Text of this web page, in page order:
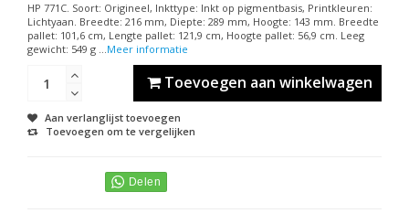
HP 771C. Soort: Origineel, Inkttype: Inkt op pigmentbasis, Printkleuren:
Lichtyaan. Breedte: 216 mm, Diepte: 289 mm, Hoogte: 143 mm. Breedte
pallet: 101,6 cm, Lengte pallet: 121,9 cm, Hoogte pallet: 56,9 cm. Leeg
gewicht: 549 g ...Meer informatie
Toevoegen aan winkelwagen
Aan verlanglijst toevoegen
Toevoegen om te vergelijken